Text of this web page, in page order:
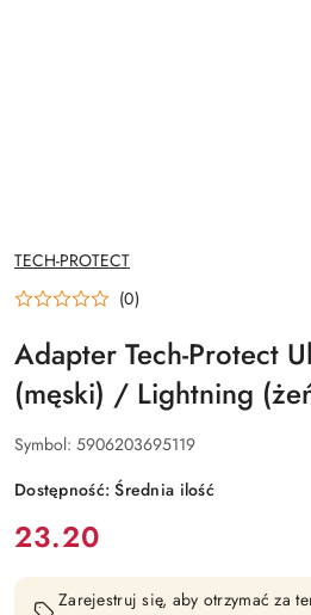
NAZWA
PRODUCENTA:
TECH-PROTECT
(0)
Adapter Tech-Protect
(męski) / Lightning
Symbol: 5906203695119
Dostępność:Średnia ilość
cena:
23.20
Zarejestruj się, aby otrzymać za